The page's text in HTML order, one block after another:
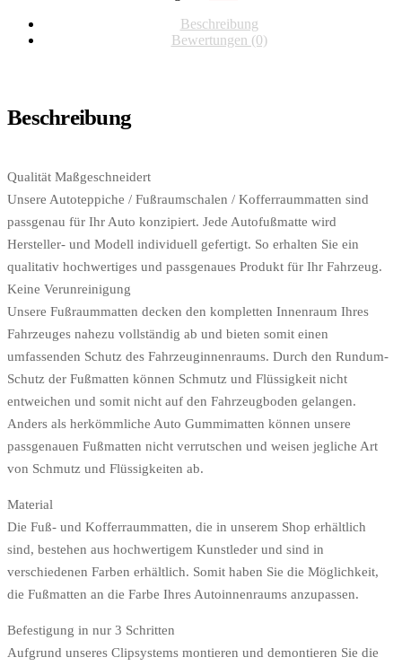
Beschreibung
Bewertungen (0)
Beschreibung
Qualität Maßgeschneidert
Unsere Autoteppiche / Fußraumschalen / Kofferraummatten sind
passgenau für Ihr Auto konzipiert. Jede Autofußmatte wird
Hersteller- und Modell individuell gefertigt. So erhalten Sie ein
qualitativ hochwertiges und passgenaues Produkt für Ihr Fahrzeug.
Keine Verunreinigung
Unsere Fußraummatten decken den kompletten Innenraum Ihres
Fahrzeuges nahezu vollständig ab und bieten somit einen
umfassenden Schutz des Fahrzeuginnenraums. Durch den Rundum-
Schutz der Fußmatten können Schmutz und Flüssigkeit nicht
entweichen und somit nicht auf den Fahrzeugboden gelangen.
Anders als herkömmliche Auto Gummimatten können unsere
passgenauen Fußmatten nicht verrutschen und weisen jegliche Art
von Schmutz und Flüssigkeiten ab.
Material
Die Fuß- und Kofferraummatten, die in unserem Shop erhältlich
sind, bestehen aus hochwertigem Kunstleder und sind in
verschiedenen Farben erhältlich. Somit haben Sie die Möglichkeit,
die Fußmatten an die Farbe Ihres Autoinnenraums anzupassen.
Befestigung in nur 3 Schritten
Aufgrund unseres Clipsystems montieren und demontieren Sie die